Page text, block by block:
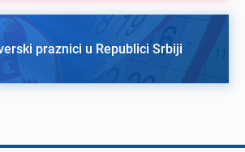
praznici u Republici Srbiji